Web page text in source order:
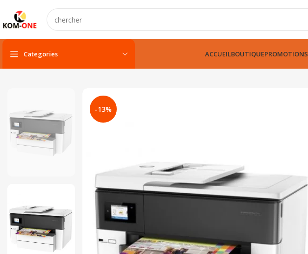
Categories
pc fixe & tout-en-un
Unité centarle
Unité centarle avec écran
Serveur
ACCUEILBOUTIQUEPROMOTIONS
-13%